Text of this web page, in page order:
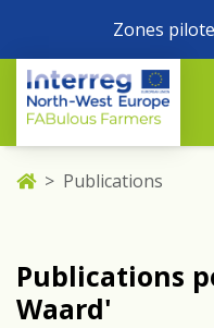
Zones
Publications
Publications
Waard'